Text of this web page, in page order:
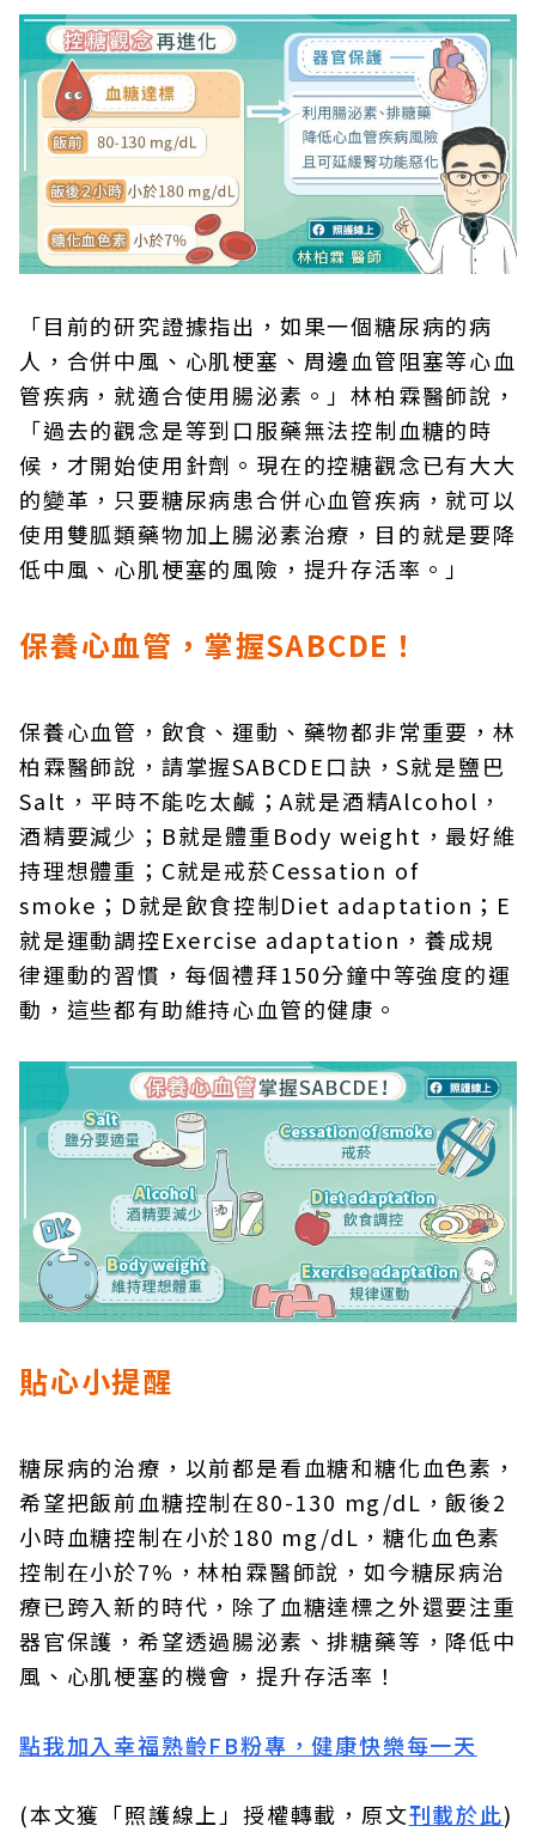
「目前的研究證據指出，如果一個糖尿病的病
人，合併中風、心肌梗塞、周邊血管阻塞等心血
管疾病，就適合使用腸泌素。」林柏霖醫師說，
「過去的觀念是等到口服藥無法控制血糖的時
候，才開始使用針劑。現在的控糖觀念已有大大
的變革，只要糖尿病患合併心血管疾病，就可以
使用雙胍類藥物加上腸泌素治療，目的就是要降
低中風、心肌梗塞的風險，提升存活率。」
保養心血管，掌握SABCDE！
保養心血管，飲食、運動、藥物都非常重要，林
柏霖醫師說，請掌握SABCDE口訣，S就是鹽巴
Salt，平時不能吃太鹹；A就是酒精Alcohol，
酒精要減少；B就是體重Body weight，最好維
持理想體重；C就是戒菸Cessation of
smoke；D就是飲食控制Diet adaptation；E
就是運動調控Exercise adaptation，養成規
律運動的習慣，每個禮拜150分鐘中等強度的運
動，這些都有助維持心血管的健康。
貼心小提醒
糖尿病的治療，以前都是看血糖和糖化血色素，
希望把飯前血糖控制在80-130 mg/dL，飯後2
小時血糖控制在小於180 mg/dL，糖化血色素
控制在小於7%，林柏霖醫師說，如今糖尿病治
療已跨入新的時代，除了血糖達標之外還要注重
器官保護，希望透過腸泌素、排糖藥等，降低中
風、心肌梗塞的機會，提升存活率！
點我加入幸福熟齡FB粉專，健康快樂每一天
(本文獲「照護線上」授權轉載，原文刊載於此)